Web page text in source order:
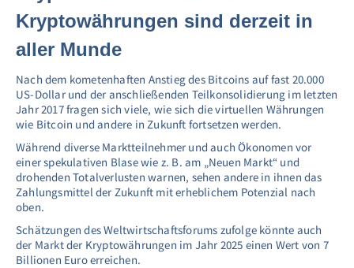
Kryptowährungen sind derzeit in
aller Munde
Nach dem kometenhaften Anstieg des Bitcoins auf fast 20.000
US-Dollar und der anschließenden Teilkonsolidierung im letzten
Jahr 2017 fragen sich viele, wie sich die virtuellen Währungen
wie Bitcoin und andere in Zukunft fortsetzen werden.
Während diverse Marktteilnehmer und auch Ökonomen vor
einer spekulativen Blase wie z. B. am „Neuen Markt“ und
drohenden Totalverlusten warnen, sehen andere in ihnen das
Zahlungsmittel der Zukunft mit erheblichem Potenzial nach
oben.
Schätzungen des Weltwirtschaftsforums zufolge könnte auch
der Markt der Kryptowährungen im Jahr 2025 einen Wert von 7
Billionen Euro erreichen.